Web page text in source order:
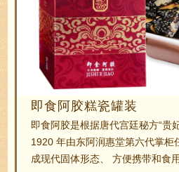
即食阿胶糕瓷罐装
即食阿胶是根据唐代宫廷秘方“贵
1920 年由东阿润惠堂第六代掌柜
成现代固体形态、 方便携带和食